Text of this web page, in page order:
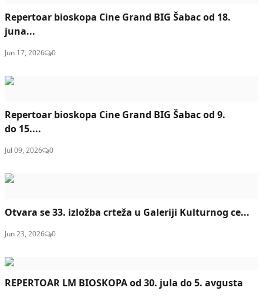
Repertoar bioskopa Cine Grand BIG Šabac od 18.
juna...
Jun 17, 2026 0
Repertoar bioskopa Cine Grand BIG Šabac od 9.
do 15....
Jul 09, 2026 0
Otvara se 33. izložba crteža u Galeriji Kulturnog ce...
Jun 23, 2026 0
REPERTOAR LM BIOSKOPA od 30. jula do 5. avgusta